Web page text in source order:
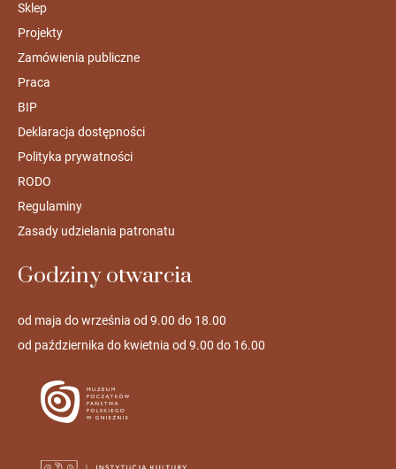
Sklep
Projekty
Zamówienia publiczne
Praca
BIP
Deklaracja dostępności
Polityka prywatności
RODO
Regulaminy
Zasady udzielania patronatu
Godziny otwarcia
od maja do września od 9.00 do 18.00
od października do kwietnia od 9.00 do 16.00